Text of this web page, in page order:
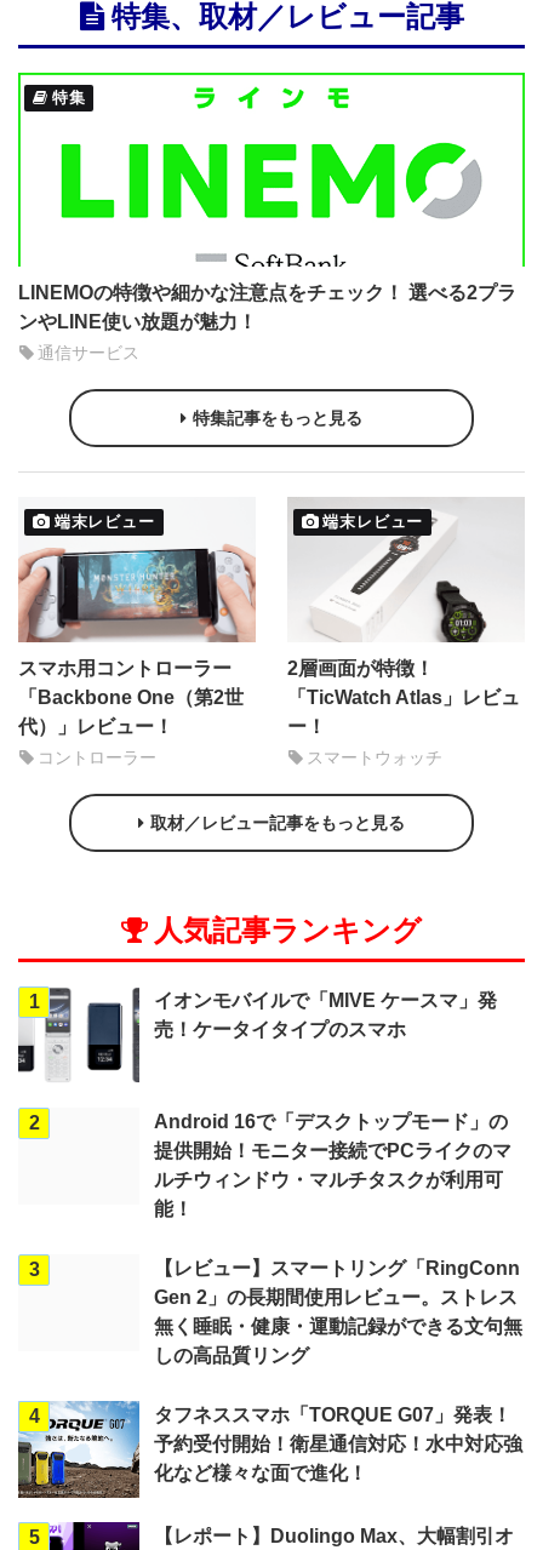
特集、取材／レビュー記事
特集
LINEMOの特徴や細かな注意点をチェック！ 選べる2プラ
ンやLINE使い放題が魅力！
通信サービス
特集記事をもっと見る
端末レビュー
スマホ用コントローラー
「Backbone One（第2世
代）」レビュー！
コントローラー
端末レビュー
2層画面が特徴！
「TicWatch Atlas」レビュ
ー！
スマートウォッチ
取材／レビュー記事をもっと見る
人気記事ランキング
1
イオンモバイルで「MIVE ケースマ」発
売！ケータイタイプのスマホ
2
Android 16で「デスクトップモード」の
提供開始！モニター接続でPCライクのマ
ルチウィンドウ・マルチタスクが利用可
能！
3
【レビュー】スマートリング「RingConn
Gen 2」の長期間使用レビュー。ストレス
無く睡眠・健康・運動記録ができる文句無
しの高品質リング
4
タフネススマホ「TORQUE G07」発表！
予約受付開始！衛星通信対応！水中対応強
化など様々な面で進化！
5
【レポート】Duolingo Max、大幅割引オ